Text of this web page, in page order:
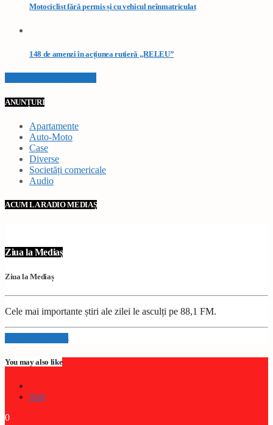
Motociclist fără permis și cu vehicul neînmatriculat
148 de amenzi în acțiunea rutieră „RELEU”
ANUNȚURI
Apartamente
Auto-Moto
Case
Diverse
Societăți comericale
Audio
ACUM LA RADIO MEDIAȘ
Ziua la Mediaș
Ziua la Mediaș
Cele mai importante știri ale zilei le asculți pe 88,1 FM.
Info and episodes
You may also like
Stiri
0